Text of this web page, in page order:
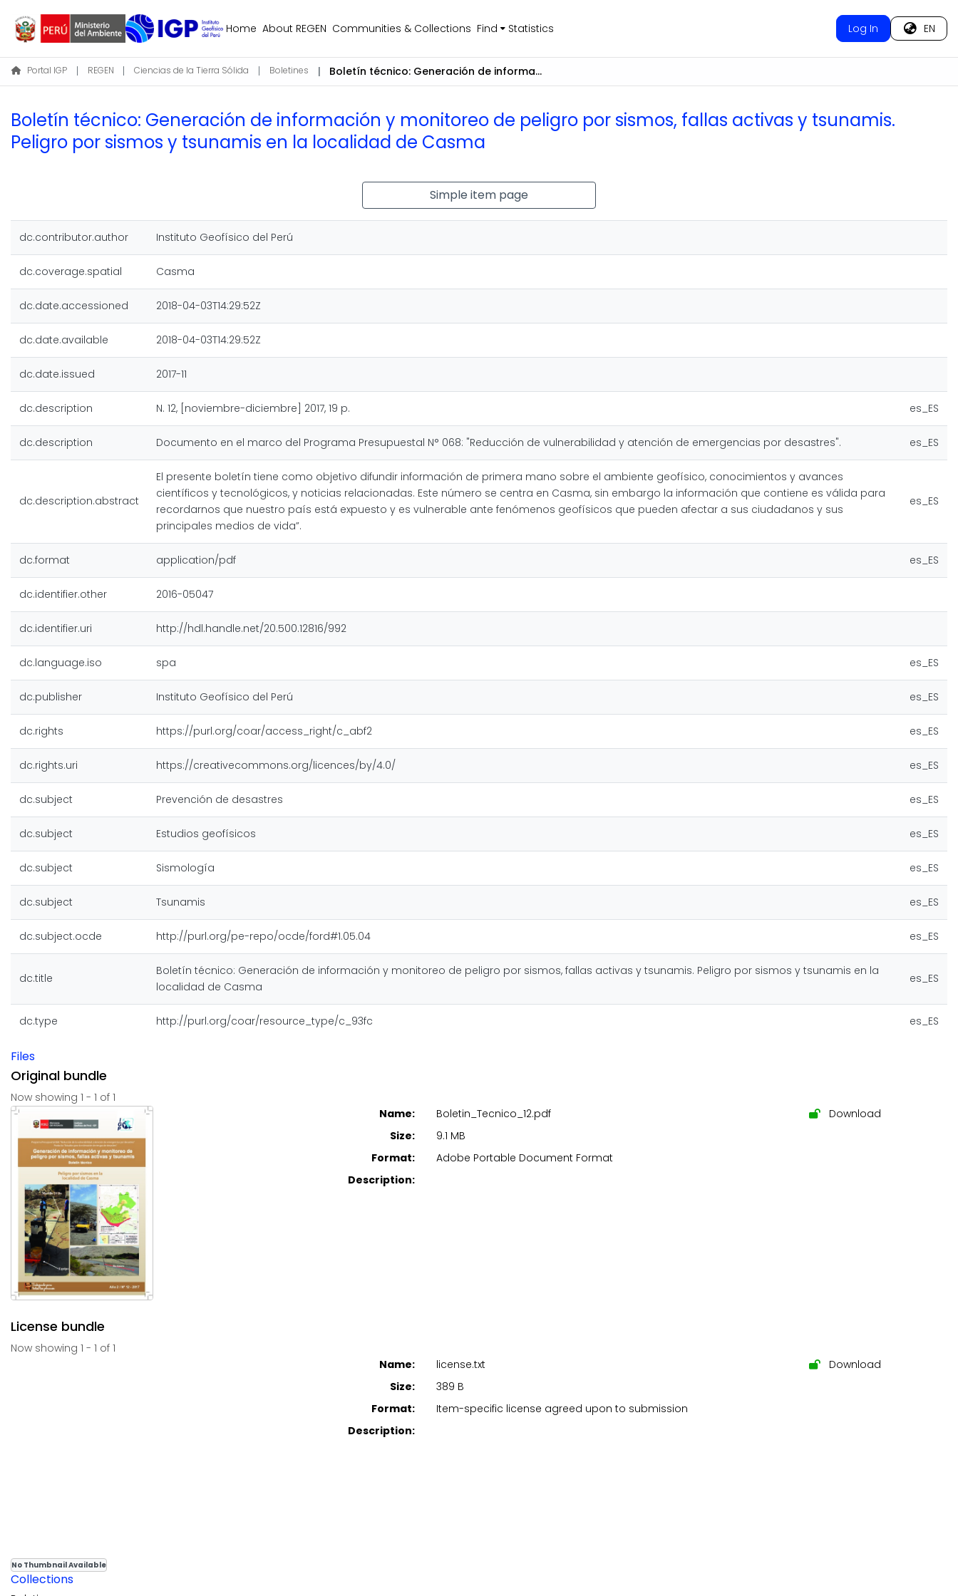
Home About REGEN Communities & Collections Find Statistics Log In EN
Portal IGP REGEN Ciencias de la Tierra Sólida Boletines Boletín técnico: Generación de información y monitoreo de peligro por sismos, fallas activas y tsunamis. Peligro por sismos y tsunamis en la localidad de Casma
Boletín técnico: Generación de información y monitoreo de peligro por sismos, fallas activas y tsunamis.
Peligro por sismos y tsunamis en la localidad de Casma
Simple item page
dc.contributor.author Instituto Geofísico del Perú
dc.coverage.spatial Casma
dc.date.accessioned 2018-04-03T14:29:52Z
dc.date.available 2018-04-03T14:29:52Z
dc.date.issued 2017-11
dc.description N. 12, [noviembre-diciembre] 2017, 19 p. es_ES
dc.description Documento en el marco del Programa Presupuestal N° 068: "Reducción de vulnerabilidad y atención de emergencias por desastres". es_ES
dc.description.abstract
El presente boletín tiene como objetivo difundir información de primera mano sobre el ambiente geofísico, conocimientos y avances
científicos y tecnológicos, y noticias relacionadas. Este número se centra en Casma, sin embargo la información que contiene es válida para
recordarnos que nuestro país está expuesto y es vulnerable ante fenómenos geofísicos que pueden afectar a sus ciudadanos y sus
principales medios de vida”.
es_ES
dc.format application/pdf es_ES
dc.identifier.other 2016-05047
dc.identifier.uri http://hdl.handle.net/20.500.12816/992
dc.language.iso spa es_ES
dc.publisher Instituto Geofísico del Perú es_ES
dc.rights https://purl.org/coar/access_right/c_abf2 es_ES
dc.rights.uri https://creativecommons.org/licences/by/4.0/ es_ES
dc.subject Prevención de desastres es_ES
dc.subject Estudios geofísicos es_ES
dc.subject Sismología es_ES
dc.subject Tsunamis es_ES
dc.subject.ocde http://purl.org/pe-repo/ocde/ford#1.05.04 es_ES
dc.title
Boletín técnico: Generación de información y monitoreo de peligro por sismos, fallas activas y tsunamis. Peligro por sismos y tsunamis en la
localidad de Casma
es_ES
dc.type http://purl.org/coar/resource_type/c_93fc es_ES
Files
Original bundle
Now showing 1 - 1 of 1
Name:
Boletin_Tecnico_12.pdf
Size:
9.1 MB
Format:
Adobe Portable Document Format
Description:
Download
License bundle
Now showing 1 - 1 of 1
No Thumbnail Available
Name:
license.txt
Size:
389 B
Format:
Item-specific license agreed upon to submission
Description:
Download
Collections